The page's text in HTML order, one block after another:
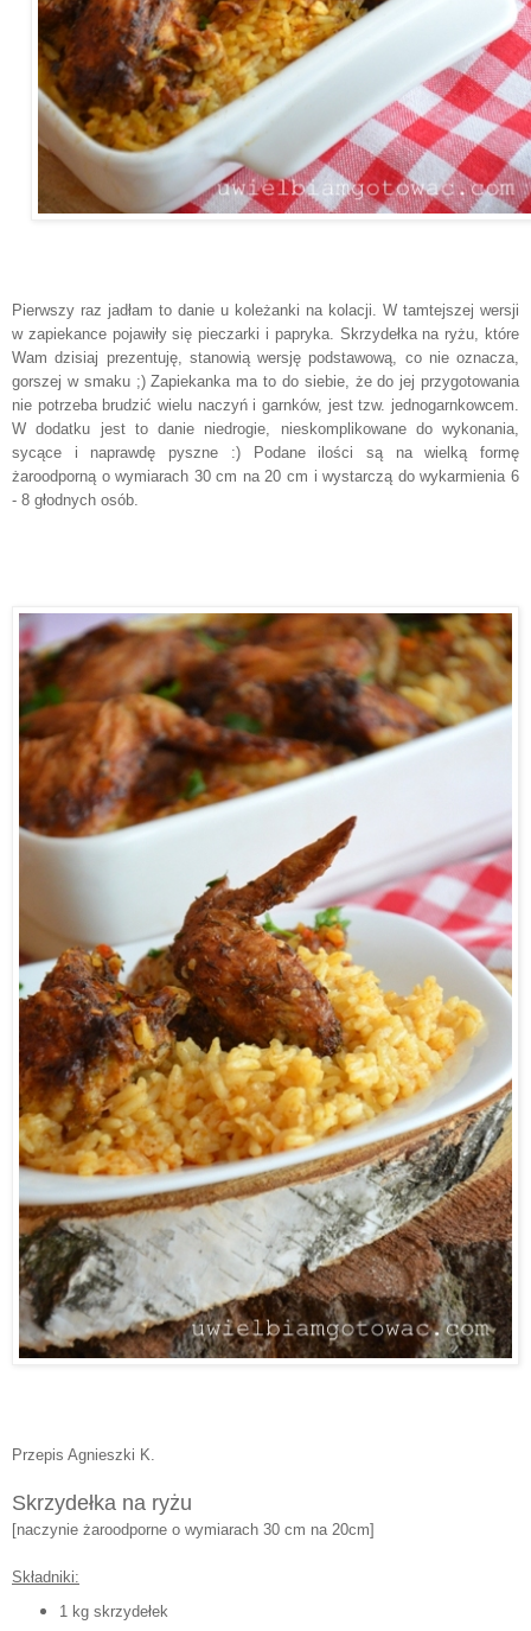
Pierwszy raz jadłam to danie u koleżanki na kolacji. W tamtejszej wersji
w zapiekance pojawiły się pieczarki i papryka. Skrzydełka na ryżu, które
Wam dzisiaj prezentuję, stanowią wersję podstawową, co nie oznacza,
gorszej w smaku ;) Zapiekanka ma to do siebie, że do jej przygotowania
nie potrzeba brudzić wielu naczyń i garnków, jest tzw. jednogarnkowcem.
W dodatku jest to danie niedrogie, nieskomplikowane do wykonania,
sycące i naprawdę pyszne :) Podane ilości są na wielką formę
żaroodporną o wymiarach 30 cm na 20 cm i wystarczą do wykarmienia 6
- 8 głodnych osób.
Przepis Agnieszki K.
Skrzydełka na ryżu
[naczynie żaroodporne o wymiarach 30 cm na 20cm]
Składniki:
1 kg skrzydełek